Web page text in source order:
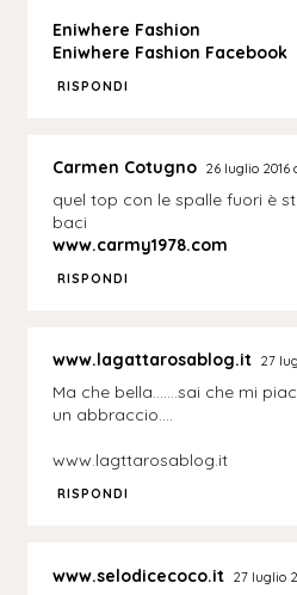
Eniwhere Fashion
Eniwhere Fashion Facebook
RISPONDI
Carmen Cotugno 26 luglio 2016
quel top con le spalle fuori è
baci
www.carmy1978.com
RISPONDI
www.lagattarosablog.it 27
Ma che bella…….sai che mi
un abbraccio….
www.lagttarosablog.it
RISPONDI
www.selodicecoco.it 27 luglio